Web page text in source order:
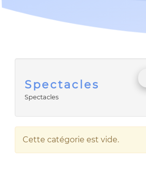
Spectacles
Spectacles
Cette catégorie est vide.